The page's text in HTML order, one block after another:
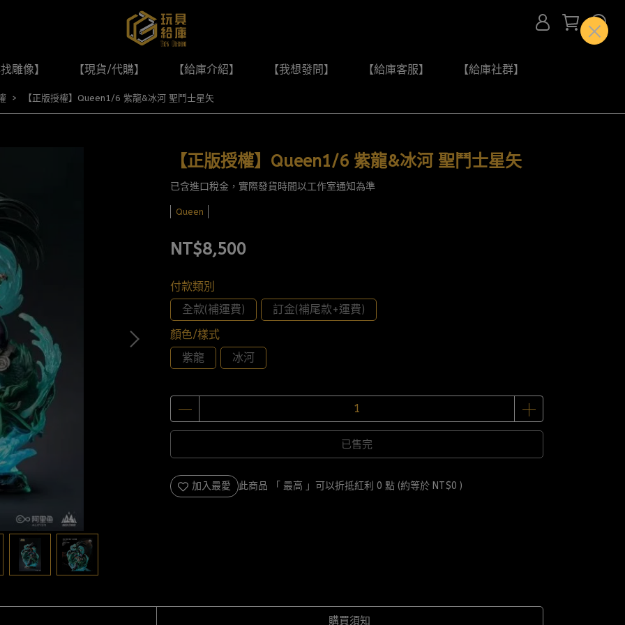
雕像】 【現貨/代購】 【給庫介紹】 【我想發問】 【給庫客服】 【給庫社群】
【正版授權】Queen1/6 紫龍&冰河 聖鬥士星矢
【正版授權】Queen1/6 紫龍&冰河 聖鬥士星矢
已含進口稅金，實際發貨時間以工作室通知為準
Queen
NT$8,500
付款類別
全款(補運費)
訂金(補尾款+運費)
顏色/樣式
紫龍
冰河
已售完
加入最愛 此商品 「 最高 」可以折抵紅利 0 點 (約等於 NT$0 )
購買須知